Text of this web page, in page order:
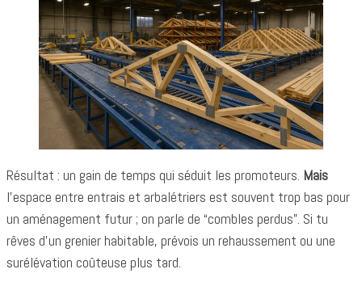
Résultat : un gain de temps qui séduit les promoteurs. Mais
l’espace entre entrais et arbalétriers est souvent trop bas pour
un aménagement futur ; on parle de “combles perdus”. Si tu
rêves d’un grenier habitable, prévois un rehaussement ou une
surélévation coûteuse plus tard.